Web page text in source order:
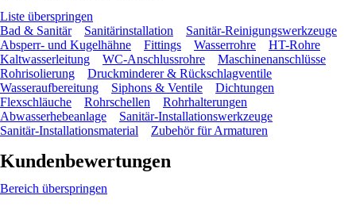
Liste überspringen
Bad & Sanitär
Sanitärinstallation
Sanitär-Reinigungswerkzeuge
Absperr- und Kugelhähne
Fittings Wasserrohre
HT-Rohre
Kaltwasserleitung
WC-Anschlussrohre
Maschinenanschlüsse
Rohrisolierung
Druckminderer & Rückschlagventile
Wasseraufbereitung
Siphons & Ventile
Dichtungen
Flexschläuche
Rohrschellen
Rohrhalterungen
Abwasserhebeanlage
Sanitär-Installationswerkzeuge
Sanitär-Installationsmaterial
Zubehör für Armaturen
Kundenbewertungen
Bereich überspringen